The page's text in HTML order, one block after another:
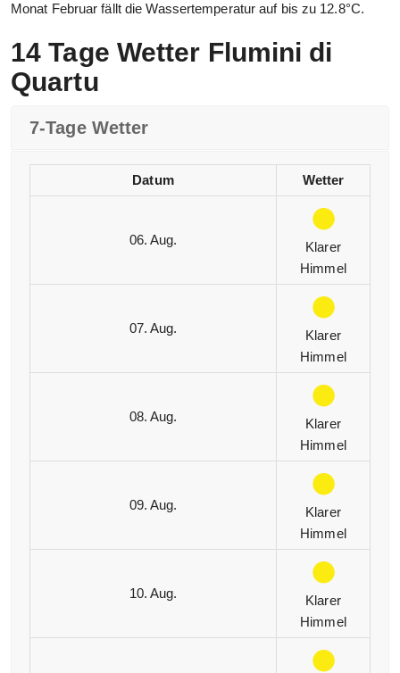
Monat Februar fällt die Wassertemperatur auf bis zu 12.8°C.
14 Tage Wetter Flumini di
Quartu
7-Tage Wetter
Datum Wetter
06. Aug.
Klarer
Himmel
07. Aug.
Klarer
Himmel
08. Aug.
Klarer
Himmel
09. Aug.
Klarer
Himmel
10. Aug.
Klarer
Himmel